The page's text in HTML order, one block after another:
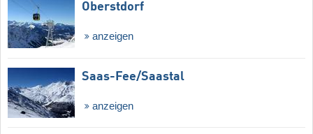
Oberstdorf
anzeigen
Saas-Fee/​Saastal
anzeigen